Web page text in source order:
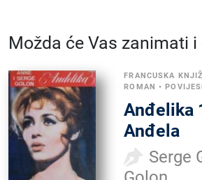
Možda će Vas zanimati
FRANCUSKA
ROMAN •
Anđelika
Anđela
Serge